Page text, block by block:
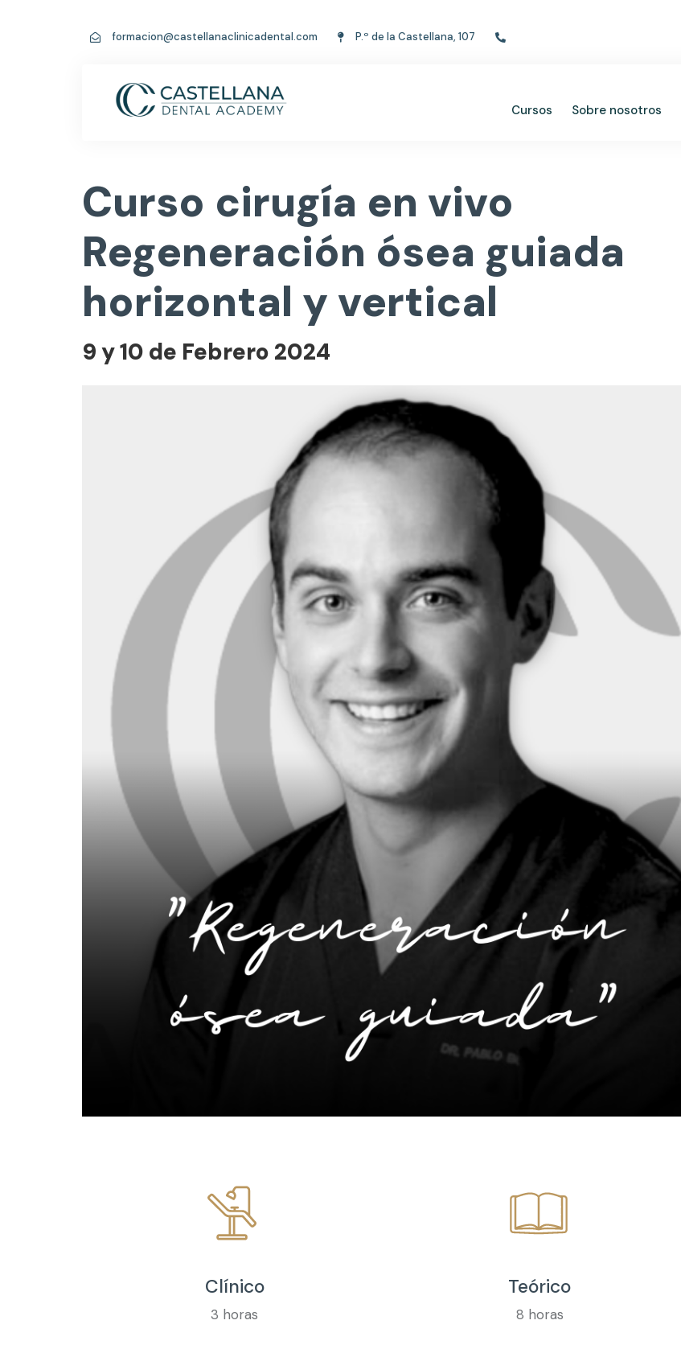
formacion@castellanaclinicadental.com P.º de la Castellana, 107
Cursos Sobre nosotros
Curso cirugía en vivo
Regeneración ósea guiada
horizontal y vertical
9 y 10 de Febrero 2024
Clínico
3 horas
Teórico
8 horas